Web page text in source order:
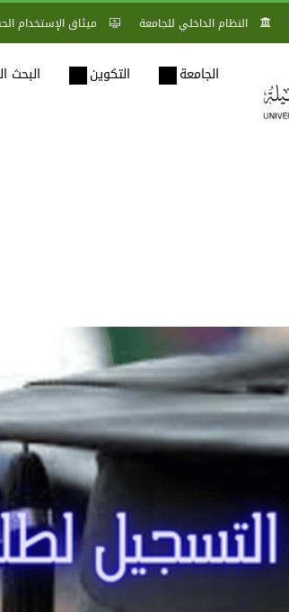
النظام الداخلي للجامعة ميثاق الإستخدام
الجامعة التكوين البحث